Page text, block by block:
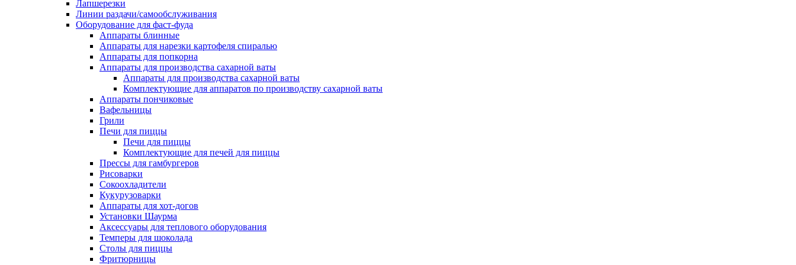
Лапшерезки
Линии раздачи/самообслуживания
Оборудование для фаст-фуда
Аппараты блинные
Аппараты для нарезки картофеля спиралью
Аппараты для попкорна
Аппараты для производства сахарной ваты
Аппараты для производства сахарной ваты
Комплектующие для аппаратов по производству сахарной ваты
Аппараты пончиковые
Вафельницы
Грили
Печи для пиццы
Печи для пиццы
Комплектующие для печей для пиццы
Прессы для гамбургеров
Рисоварки
Сокоохладители
Кукурузоварки
Аппараты для хот-догов
Установки Шаурма
Аксессуары для теплового оборудования
Темперы для шоколада
Столы для пиццы
Фритюрницы